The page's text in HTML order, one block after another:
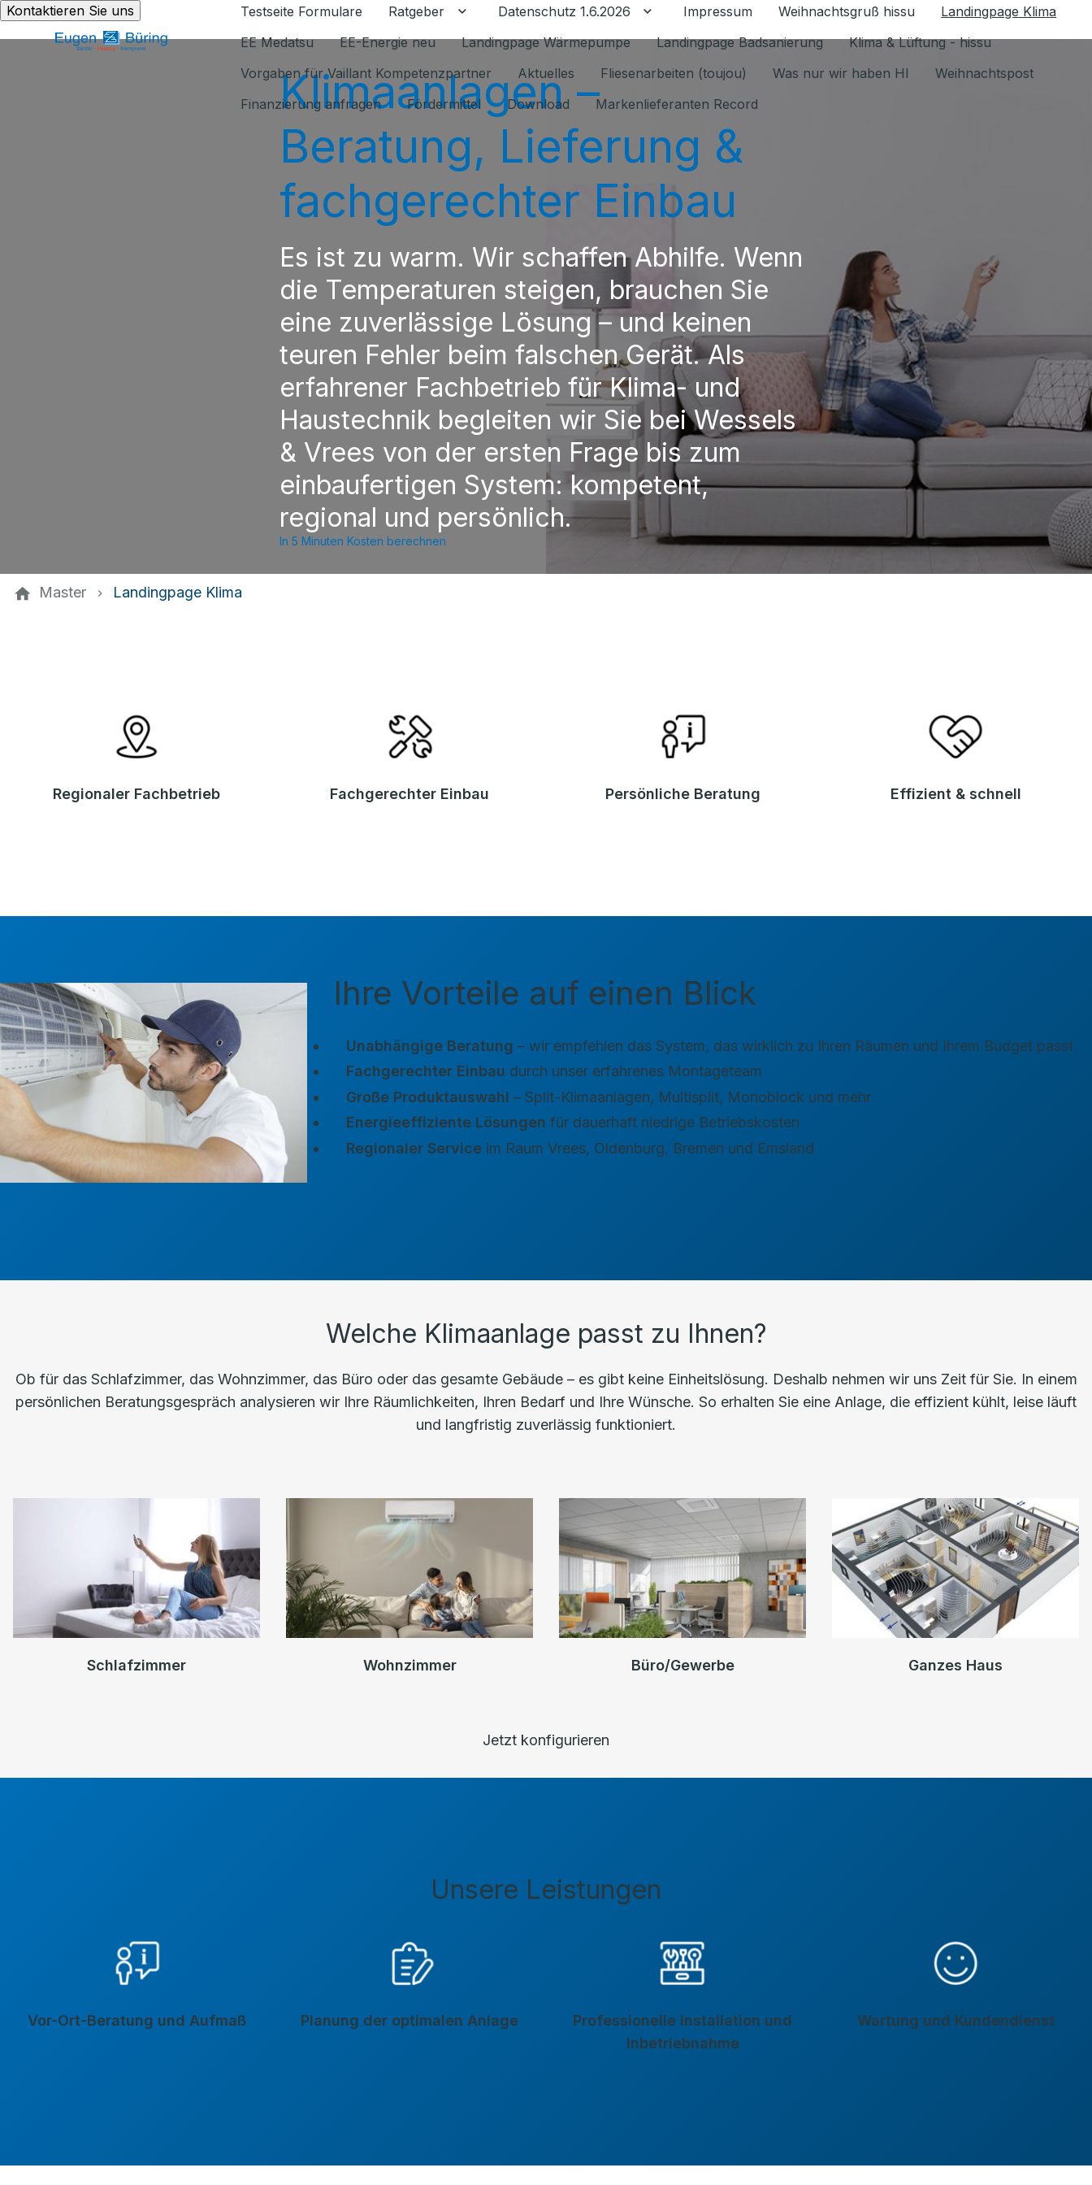
Kontaktieren Sie uns Testseite Formulare Ratgeber Untermenü für Ratgeber umschalten
Datenschutz 1.6.2026 Untermenü für Datenschutz 1.6.2026 umschalten
Impressum Weihnachtsgruß hissu
Landingpage Klima
EE Medatsu
EE-Energie neu Landingpage Wärmepumpe Landingpage Badsanierung
Klima & Lüftung - hissu
Vorgaben für Vaillant Kompetenzpartner
Aktuelles Fliesenarbeiten (toujou) Was nur wir haben HI
Weihnachtspost
Finanzierung anfragen
Fördermittel Download Markenlieferanten Record
Klimaanlagen –
Beratung, Lieferung &
fachgerechter Einbau
Es ist zu warm. Wir schaffen Abhilfe. Wenn
die Temperaturen steigen, brauchen Sie
eine zuverlässige Lösung – und keinen
teuren Fehler beim falschen Gerät. Als
erfahrener Fachbetrieb für Klima- und
Haustechnik begleiten wir Sie bei Wessels
& Vrees von der ersten Frage bis zum
einbaufertigen System: kompetent,
regional und persönlich.
In 5 Minuten Kosten berechnen
Master Landingpage Klima
Regionaler Fachbetrieb Fachgerechter Einbau Persönliche Beratung Effizient & schnell
Ihre Vorteile auf einen Blick
Unabhängige Beratung – wir empfehlen das System, das wirklich zu Ihren Räumen und Ihrem Budget passt
Fachgerechter Einbau durch unser erfahrenes Montageteam
Große Produktauswahl – Split-Klimaanlagen, Multisplit, Monoblock und mehr
Energieeffiziente Lösungen für dauerhaft niedrige Betriebskosten
Regionaler Serviceim Raum Vrees, Oldenburg, Bremen und Emsland
Welche Klimaanlage passt zu Ihnen?
Ob für das Schlafzimmer, das Wohnzimmer, das Büro oder das gesamte Gebäude – es gibt keine Einheitslösung. Deshalb nehmen wir uns Zeit für Sie. In einem
persönlichen Beratungsgespräch analysieren wir Ihre Räumlichkeiten, Ihren Bedarf und Ihre Wünsche. So erhalten Sie eine Anlage, die effizient kühlt, leise läuft
und langfristig zuverlässig funktioniert.
Schlafzimmer Wohnzimmer Büro/Gewerbe Ganzes Haus
Jetzt konfigurieren
Unsere Leistungen
Vor-Ort-Beratung und Aufmaß Planung der optimalen Anlage
Professionelle Installation und
Inbetriebnahme
Wartung und Kundendienst